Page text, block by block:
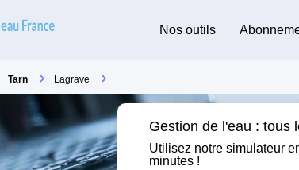
Nos outils
Tarn Lagrave
Gestion de l'eau : tous
Utilisez notre simulateur
minutes !